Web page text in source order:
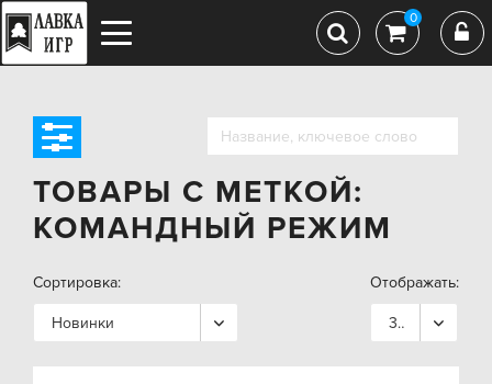
0
ТОВАРЫ С МЕТКОЙ:
КОМАНДНЫЙ РЕЖИМ
Сортировка:
Новинки
Отображать:
36